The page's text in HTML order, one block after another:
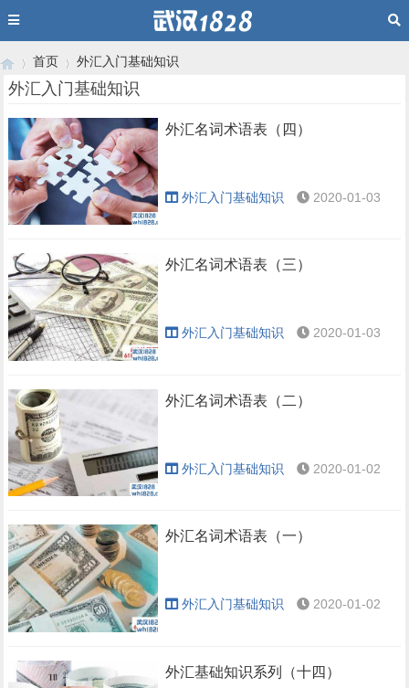
首页
›
外汇入门基础知识
外汇入门基础知识
外汇名词术语表（四）
外汇入门基础知识 2020-01-03
外汇名词术语表（三）
外汇入门基础知识 2020-01-03
外汇名词术语表（二）
外汇入门基础知识 2020-01-02
外汇名词术语表（一）
外汇入门基础知识 2020-01-02
外汇基础知识系列（十四）